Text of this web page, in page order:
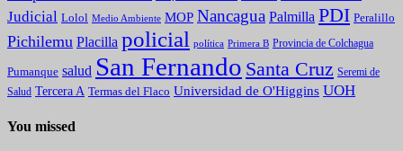
Judicial Lolol Medio Ambiente MOP Nancagua Palmilla PDI Peralillo
Pichilemu Placilla policial política Primera B Provincia de Colchagua
Pumanque salud San Fernando Santa Cruz Seremi de
Salud Tercera A Termas del Flaco Universidad de O'Higgins UOH
You missed